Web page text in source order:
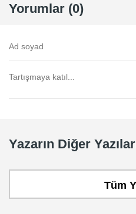
Yorumlar (0)
Yazarın Diğer
Tüm